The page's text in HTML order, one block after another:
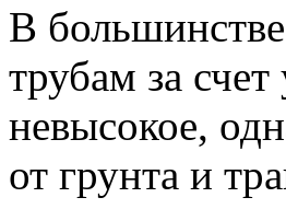
В
трубам за
невысокое,
от грунта и